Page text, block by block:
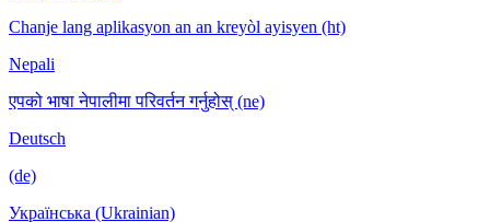
Chanje lang aplikasyon an an kreyòl ayisyen (ht)
Nepali
एपको भाषा नेपालीमा परिवर्तन गर्नुहोस् (ne)
Deutsch
(de)
Українська (Ukrainian)